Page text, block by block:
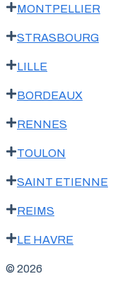
MONTPELLIER
STRASBOURG
LILLE
BORDEAUX
RENNES
TOULON
SAINT ETIENNE
REIMS
LE HAVRE
© 2026